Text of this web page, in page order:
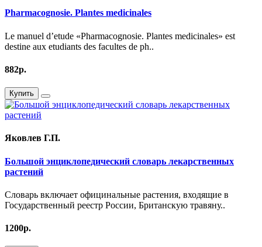
Pharmacognosie. Plantes medicinales
Le manuel d’etude «Pharmacognosie. Plantes medicinales» est
destine aux etudiants des facultes de ph..
882р.
Купить
Яковлев Г.П.
Большой энциклопедический словарь лекарственных
растений
Словарь включает официнальные растения, входящие в
Государственный реестр России, Британскую травяну..
1200р.